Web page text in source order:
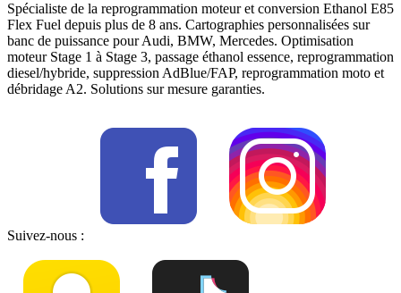
Spécialiste de la reprogrammation moteur et conversion Ethanol E85
Flex Fuel depuis plus de 8 ans. Cartographies personnalisées sur
banc de puissance pour Audi, BMW, Mercedes. Optimisation
moteur Stage 1 à Stage 3, passage éthanol essence, reprogrammation
diesel/hybride, suppression AdBlue/FAP, reprogrammation moto et
débridage A2. Solutions sur mesure garanties.
Suivez-nous :